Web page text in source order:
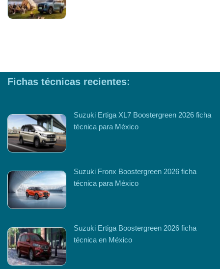
Fichas técnicas recientes:
Suzuki Ertiga XL7 Boostergreen 2026 ficha
técnica para México
Suzuki Fronx Boostergreen 2026 ficha
técnica para México
Suzuki Ertiga Boostergreen 2026 ficha
técnica en México